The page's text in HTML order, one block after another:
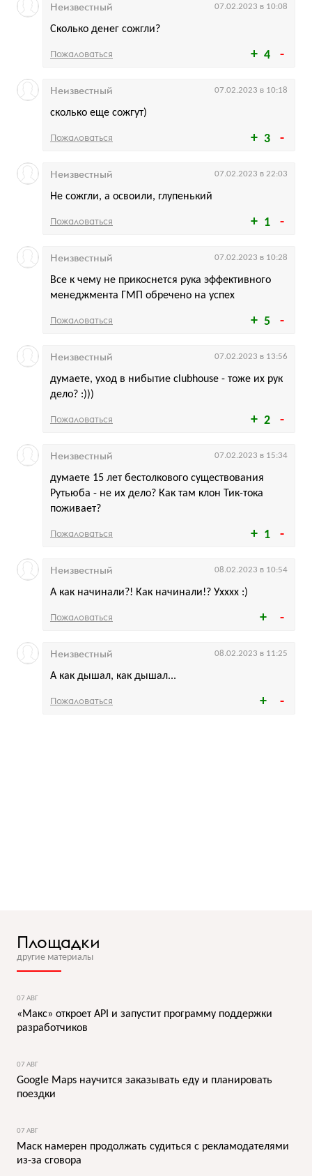
4
Сколько денег сожгли?
Неизвестный 07.02.2023 в 10:08
Пожаловаться
3
сколько еще сожгут)
Неизвестный 07.02.2023 в 10:18
Пожаловаться
1
Не сожгли, а освоили, глупенький
Неизвестный 07.02.2023 в 22:03
Пожаловаться
5
Все к чему не прикоснется рука эффективного
менеджмента ГМП обречено на успех
Неизвестный 07.02.2023 в 10:28
Пожаловаться
2
думаете, уход в нибытие clubhouse - тоже их рук
дело? :)))
Неизвестный 07.02.2023 в 13:56
Пожаловаться
1
думаете 15 лет бестолкового существования
Рутьюба - не их дело? Как там клон Тик-тока
поживает?
Неизвестный 07.02.2023 в 15:34
Пожаловаться
А как начинали?! Как начинали!? Ухххх :)
Неизвестный 08.02.2023 в 10:54
Пожаловаться
А как дышал, как дышал...
Неизвестный 08.02.2023 в 11:25
Пожаловаться
Площадки
другие материалы
07 АВГ
«Макс» откроет API и запустит программу поддержки
разработчиков
07 АВГ
Google Maps научится заказывать еду и планировать
поездки
07 АВГ
Маск намерен продолжать судиться с рекламодателями
из-за сговора